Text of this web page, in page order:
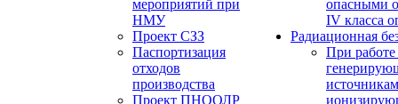
мероприятий при
НМУ
Проект СЗЗ
Паспортизация
отходов
производства
Проект ПНООЛР
опасными
IV класса
Радиационная
При работе